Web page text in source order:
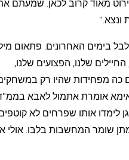
מאוד קרוב לכאן. שמעתם
ונצא."
בימים האחרונים. פתאום
שלנו, הפצועים שלנו,
כה מפחידות שהיו רק
אומרת אתמול לאבא
לימדו אותו שפרחים לא
שומר המחשבות בלִבּו. אולי